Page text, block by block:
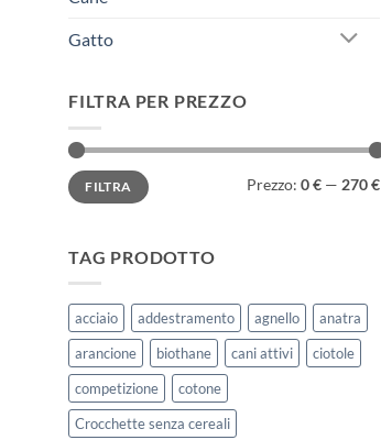
Gatto
FILTRA PER PREZZO
Prezzo
Min
Prezzo
MaxFILTRA Prezzo: 0 €— 270 €
TAG PRODOTTO
acciaio addestramento agnello
anatra
arancione
biothane cani attivi
ciotole
competizione
cotone
Crocchette senza cereali